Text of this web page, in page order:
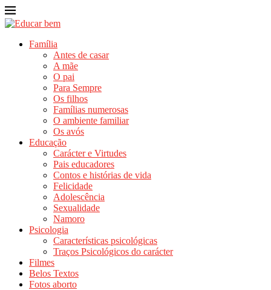
Família
Antes de casar
A mãe
O pai
Para Sempre
Os filhos
Famílias numerosas
O ambiente familiar
Os avós
Educação
Carácter e Virtudes
Pais educadores
Contos e histórias de vida
Felicidade
Adolescência
Sexualidade
Namoro
Psicologia
Características psicológicas
Traços Psicológicos do carácter
Filmes
Belos Textos
Fotos aborto